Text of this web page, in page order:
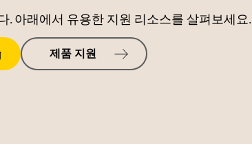
. 아래에서 유용한 지원 리소스를 살펴보세요.
제품 지원